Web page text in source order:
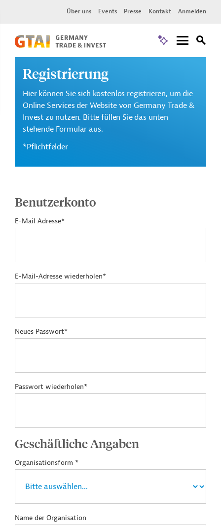
Über uns Events Presse Kontakt Anmelden
Registrierung
Hier können Sie sich kostenlos registrieren, um die
Online Services der Website von Germany Trade &
Invest zu nutzen. Bitte füllen Sie das unten
stehende Formular aus.
*Pflichtfelder
Benutzerkonto
E-Mail Adresse*
E-Mail-Adresse wiederholen*
Neues Passwort*
Passwort wiederholen*
Geschäftliche Angaben
Organisationsform *
Name der Organisation